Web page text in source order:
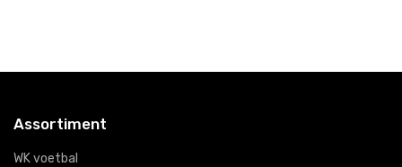
Assortiment
WK voetbal